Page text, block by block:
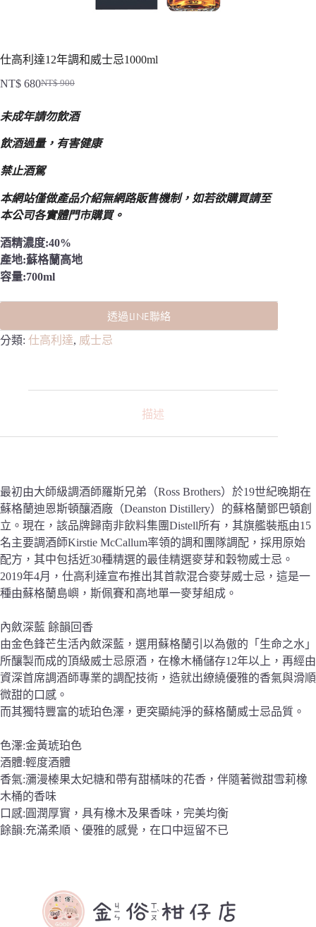
仕高利達12年調和威士忌1000ml
NT$900
始
價
格：
NT$ 680
前
價
格：
未成年請勿飲酒
飲酒過量，有害健康
禁止酒駕
本網站僅做產品介紹無網路販售機制， 如若欲購買請至
本公司各實體門市購買。
酒精濃度:40%
產地:蘇格蘭高地
容量:700ml
透過LINE聯絡
分類: 仕高利達, 威士忌
描述
最初由大師級調酒師羅斯兄弟（Ross Brothers）於19世紀晚期在
蘇格蘭迪恩斯頓釀酒廠（Deanston Distillery）的蘇格蘭鄧巴頓創
立。現在，該品牌歸南非飲料集團Distell所有，其旗艦裝瓶由15
名主要調酒師Kirstie McCallum率領的調和團隊調配，採用原始
配方，其中包括近30種精選的最佳精選麥芽和穀物威士忌。
2019年4月，仕高利達宣布推出其首款混合麥芽威士忌，這是一
種由蘇格蘭島嶼，斯佩賽和高地單一麥芽組成。
內斂深藍 餘韻回香
由金色鋒芒生活內斂深藍，選用蘇格蘭引以為傲的「生命之水」
所釀製而成的頂級威士忌原酒，在橡木桶儲存12年以上，再經由
資深首席調酒師專業的調配技術，造就出繚繞優雅的香氣與滑順
微甜的口感。
而其獨特豐富的琥珀色澤，更突顯純淨的蘇格蘭威士忌品質。
色澤:金黃琥珀色
酒體:輕度酒體
香氣:瀰漫榛果太妃糖和帶有甜橘味的花香，伴隨著微甜雪莉橡
木桶的香味
口感:圓潤厚實，具有橡木及果香味，完美均衡
餘韻:充滿柔順、優雅的感覺，在口中逗留不已